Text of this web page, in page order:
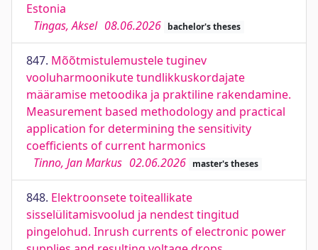
Estonia
Tingas, Aksel 08.06.2026 bachelor's theses
847. Mõõtmistulemustele tuginev
vooluharmoonikute tundlikkuskordajate
määramise metoodika ja praktiline rakendamine.
Measurement based methodology and practical
application for determining the sensitivity
coefficients of current harmonics
Tinno, Jan Markus 02.06.2026 master's theses
848. Elektroonsete toiteallikate
sisselülitamisvoolud ja nendest tingitud
pingelohud. Inrush currents of electronic power